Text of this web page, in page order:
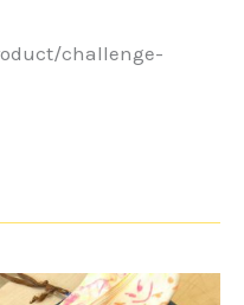
challenge-